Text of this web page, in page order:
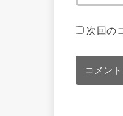
次回の